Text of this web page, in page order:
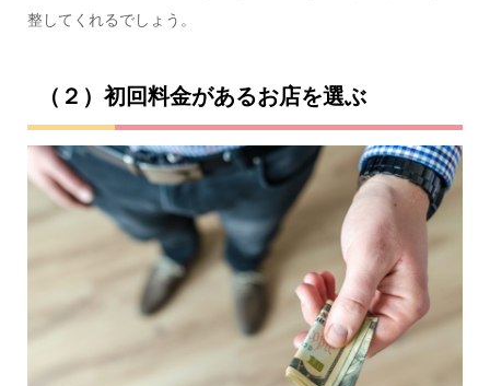
整してくれるでしょう。
（２）初回料金があるお店を選ぶ